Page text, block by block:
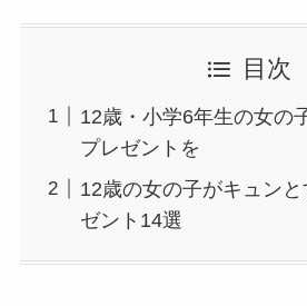
目次
12歳・小学6年生の女の
プレゼントを
12歳の女の子がキュン
ゼント14選